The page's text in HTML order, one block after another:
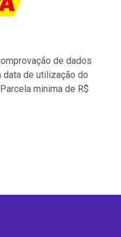
de dados
de utilização do
minima de R$